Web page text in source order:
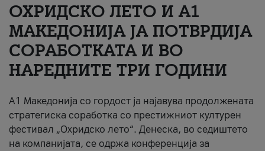
#ПодобарОнлајн
ОХРИДСКО ЛЕТО И A1
МАКЕДОНИЈА ЈА ПОТВРДИЈА
СОРАБОТКАТА И ВО
НАРЕДНИТЕ ТРИ ГОДИНИ
A1 Македонија со гордост ја најавува продолжената
стратегиска соработка со престижниот културен
фестивал „Охридско лето“. Денеска, во седиштето
на компанијата, се одржа конференција за